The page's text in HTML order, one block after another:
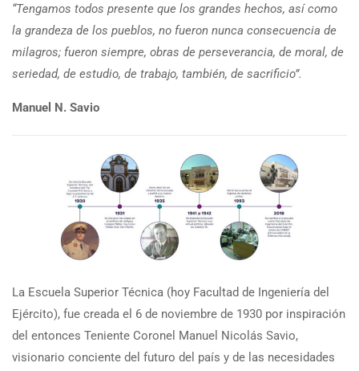
“Tengamos todos presente que los grandes hechos, así como
la grandeza de los pueblos, no fueron nunca consecuencia de
milagros; fueron siempre, obras de perseverancia, de moral, de
seriedad, de estudio, de trabajo, también, de sacrificio”.
Manuel N. Savio
La Escuela Superior Técnica (hoy Facultad de Ingeniería del
Ejército), fue creada el 6 de noviembre de 1930 por inspiración
del entonces Teniente Coronel Manuel Nicolás Savio,
visionario conciente del futuro del país y de las necesidades